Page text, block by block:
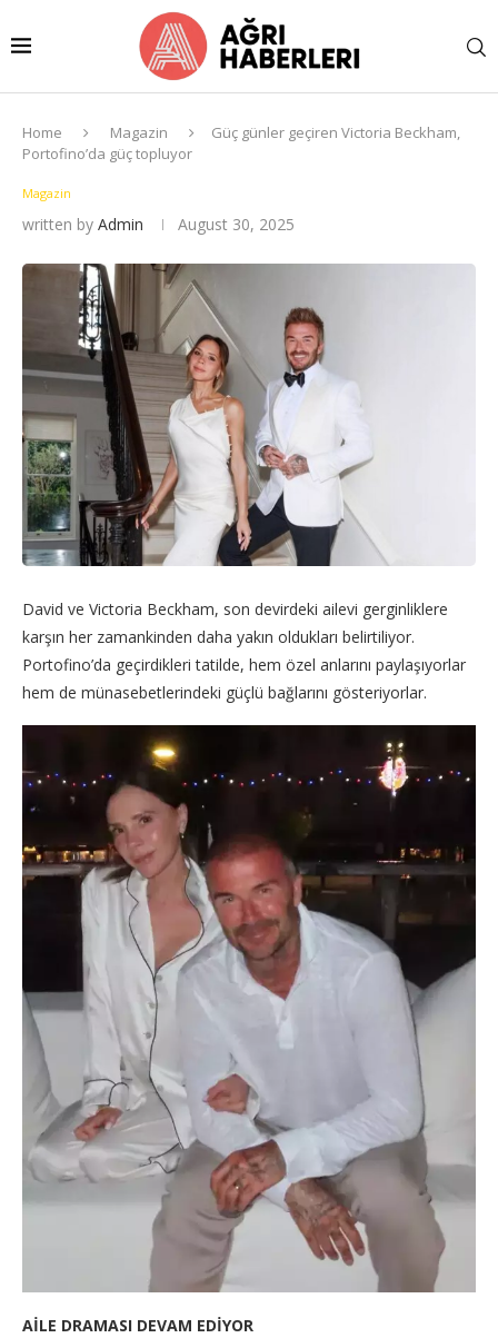
Home Magazin
Güç günler geçiren Victoria Beckham,
Portofino’da güç topluyor
Magazin
written by Admin August 30, 2025
David ve Victoria Beckham, son devirdeki ailevi gerginliklere
karşın her zamankinden daha yakın oldukları belirtiliyor.
Portofino’da geçirdikleri tatilde, hem özel anlarını paylaşıyorlar
hem de münasebetlerindeki güçlü bağlarını gösteriyorlar.
AİLE DRAMASI DEVAM EDİYOR